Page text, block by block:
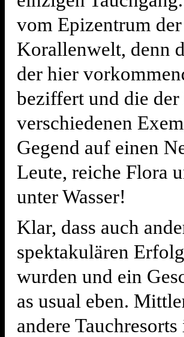
vom Epizentrum
Korallenwelt, denn
der hier
beziffert und die
verschiedenen
Gegend auf einen
Leute, reiche Flora
unter Wasser!
Klar, dass auch
spektakulären
wurden und ein
as usual eben.
andere